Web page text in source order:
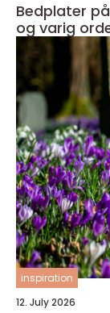
Bedplater
og varig
inspiration
12. July 2026